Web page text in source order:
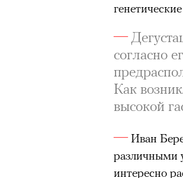
согласно
Как
высокой
Иван
различными
интересно